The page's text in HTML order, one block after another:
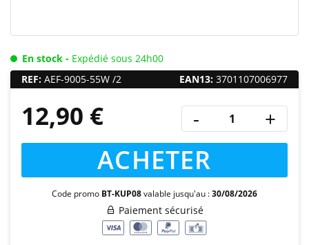
En stock - Expédié sous 24h00
REF: AEF-9005-55W /2 EAN13: 3701107006977
12,90 € - +
ACHETER
Code promo BT-KUP08valable jusqu'au :30/08/2026
Paiement sécurisé